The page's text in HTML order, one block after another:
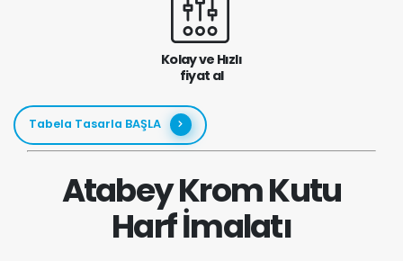
Kolay ve Hızlı
fiyat al
Tabela Tasarla BAŞLA
Atabey Krom Kutu
Harf İmalatı